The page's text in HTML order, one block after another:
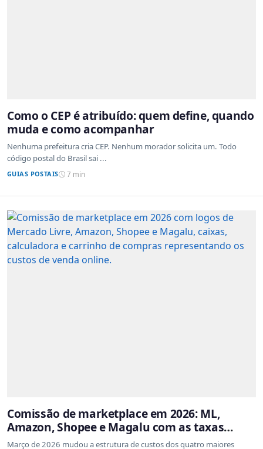
Como o CEP é atribuído: quem define, quando
muda e como acompanhar
Nenhuma prefeitura cria CEP. Nenhum morador solicita um. Todo
código postal do Brasil sai ...
GUIAS POSTAIS 7 min
Comissão de marketplace em 2026: ML,
Amazon, Shopee e Magalu com as taxas
atualizadas
Março de 2026 mudou a estrutura de custos dos quatro maiores